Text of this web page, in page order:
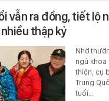
vẫn ra đồng, tiết lộ
thập kỷ
Nhờ
ngủ
thiện, cụ
Trung
tuổi…